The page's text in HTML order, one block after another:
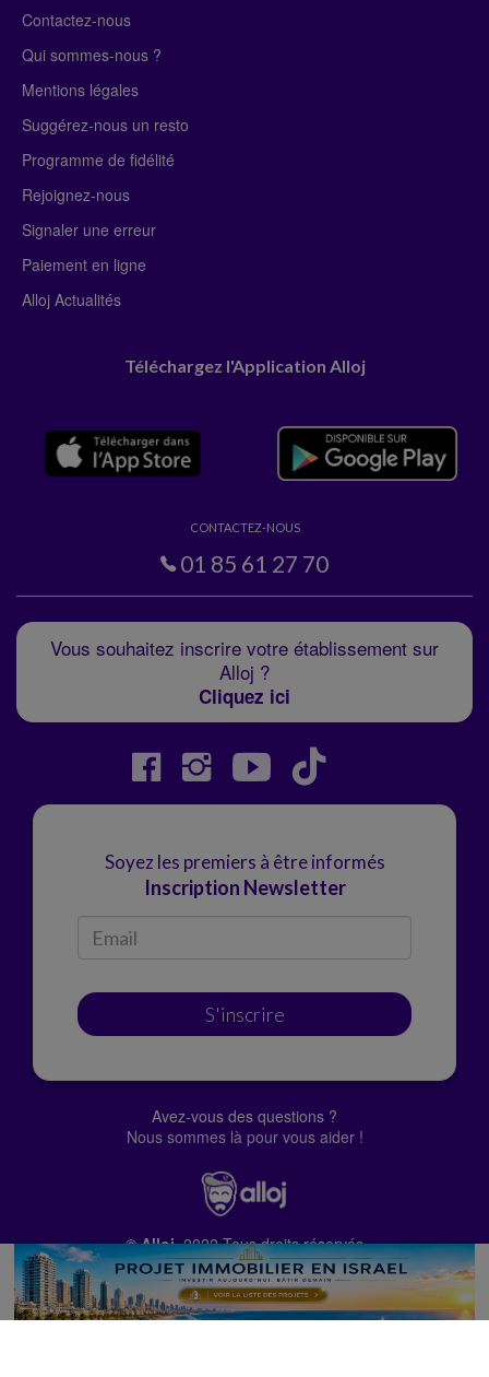
Contactez-nous
Qui sommes-nous ?
Mentions légales
Suggérez-nous un resto
Programme de fidélité
Rejoignez-nous
Signaler une erreur
Paiement en ligne
Alloj Actualités
Téléchargez l'Application Alloj
CONTACTEZ-NOUS
01 85 61 27 70
Vous souhaitez inscrire votre établissement sur
Alloj ?
Cliquez ici
Soyez les premiers à être informés
Inscription Newsletter
S'inscrire
Avez-vous des questions ?
Nous sommes là pour vous aider !
© Alloj.2022 Tous droits réservés